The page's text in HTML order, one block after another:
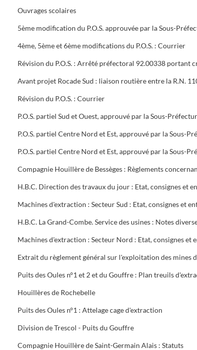
Ouvrages scolaires
5ème modification du P.O.S. approuvée par la Sous-
4ème, 5ème et 6ème modifications du P.O.S. : Courrier
Révision du P.O.S. : Courrier
P.O.S. partiel Sud et Ouest, approuvé par la Sous-
Machines d'extraction : Secteur Sud : Etat, consignes et
H.B.C. La Grand-Combe. Service des usines : Notes
Puits des Oules n°1 et 2 et du Gouffre : Plan treuils
Houillères de Rochebelle
Puits des Oules n°1 : Attelage cage d'extraction
Division de Trescol - Puits du Gouffre
Compagnie Houillère de Saint-Germain Alais : Statuts